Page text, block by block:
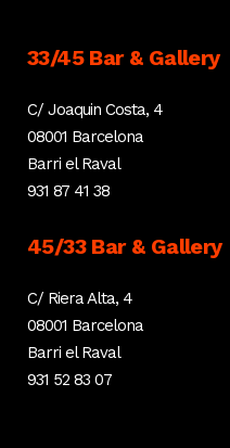
33/45 Bar & Gallery
C/ Joaquin Costa, 4
08001 Barcelona
Barri el Raval
931 87 41 38
45/33 Bar & Gallery
C/ Riera Alta, 4
08001 Barcelona
Barri el Raval
931 52 83 07